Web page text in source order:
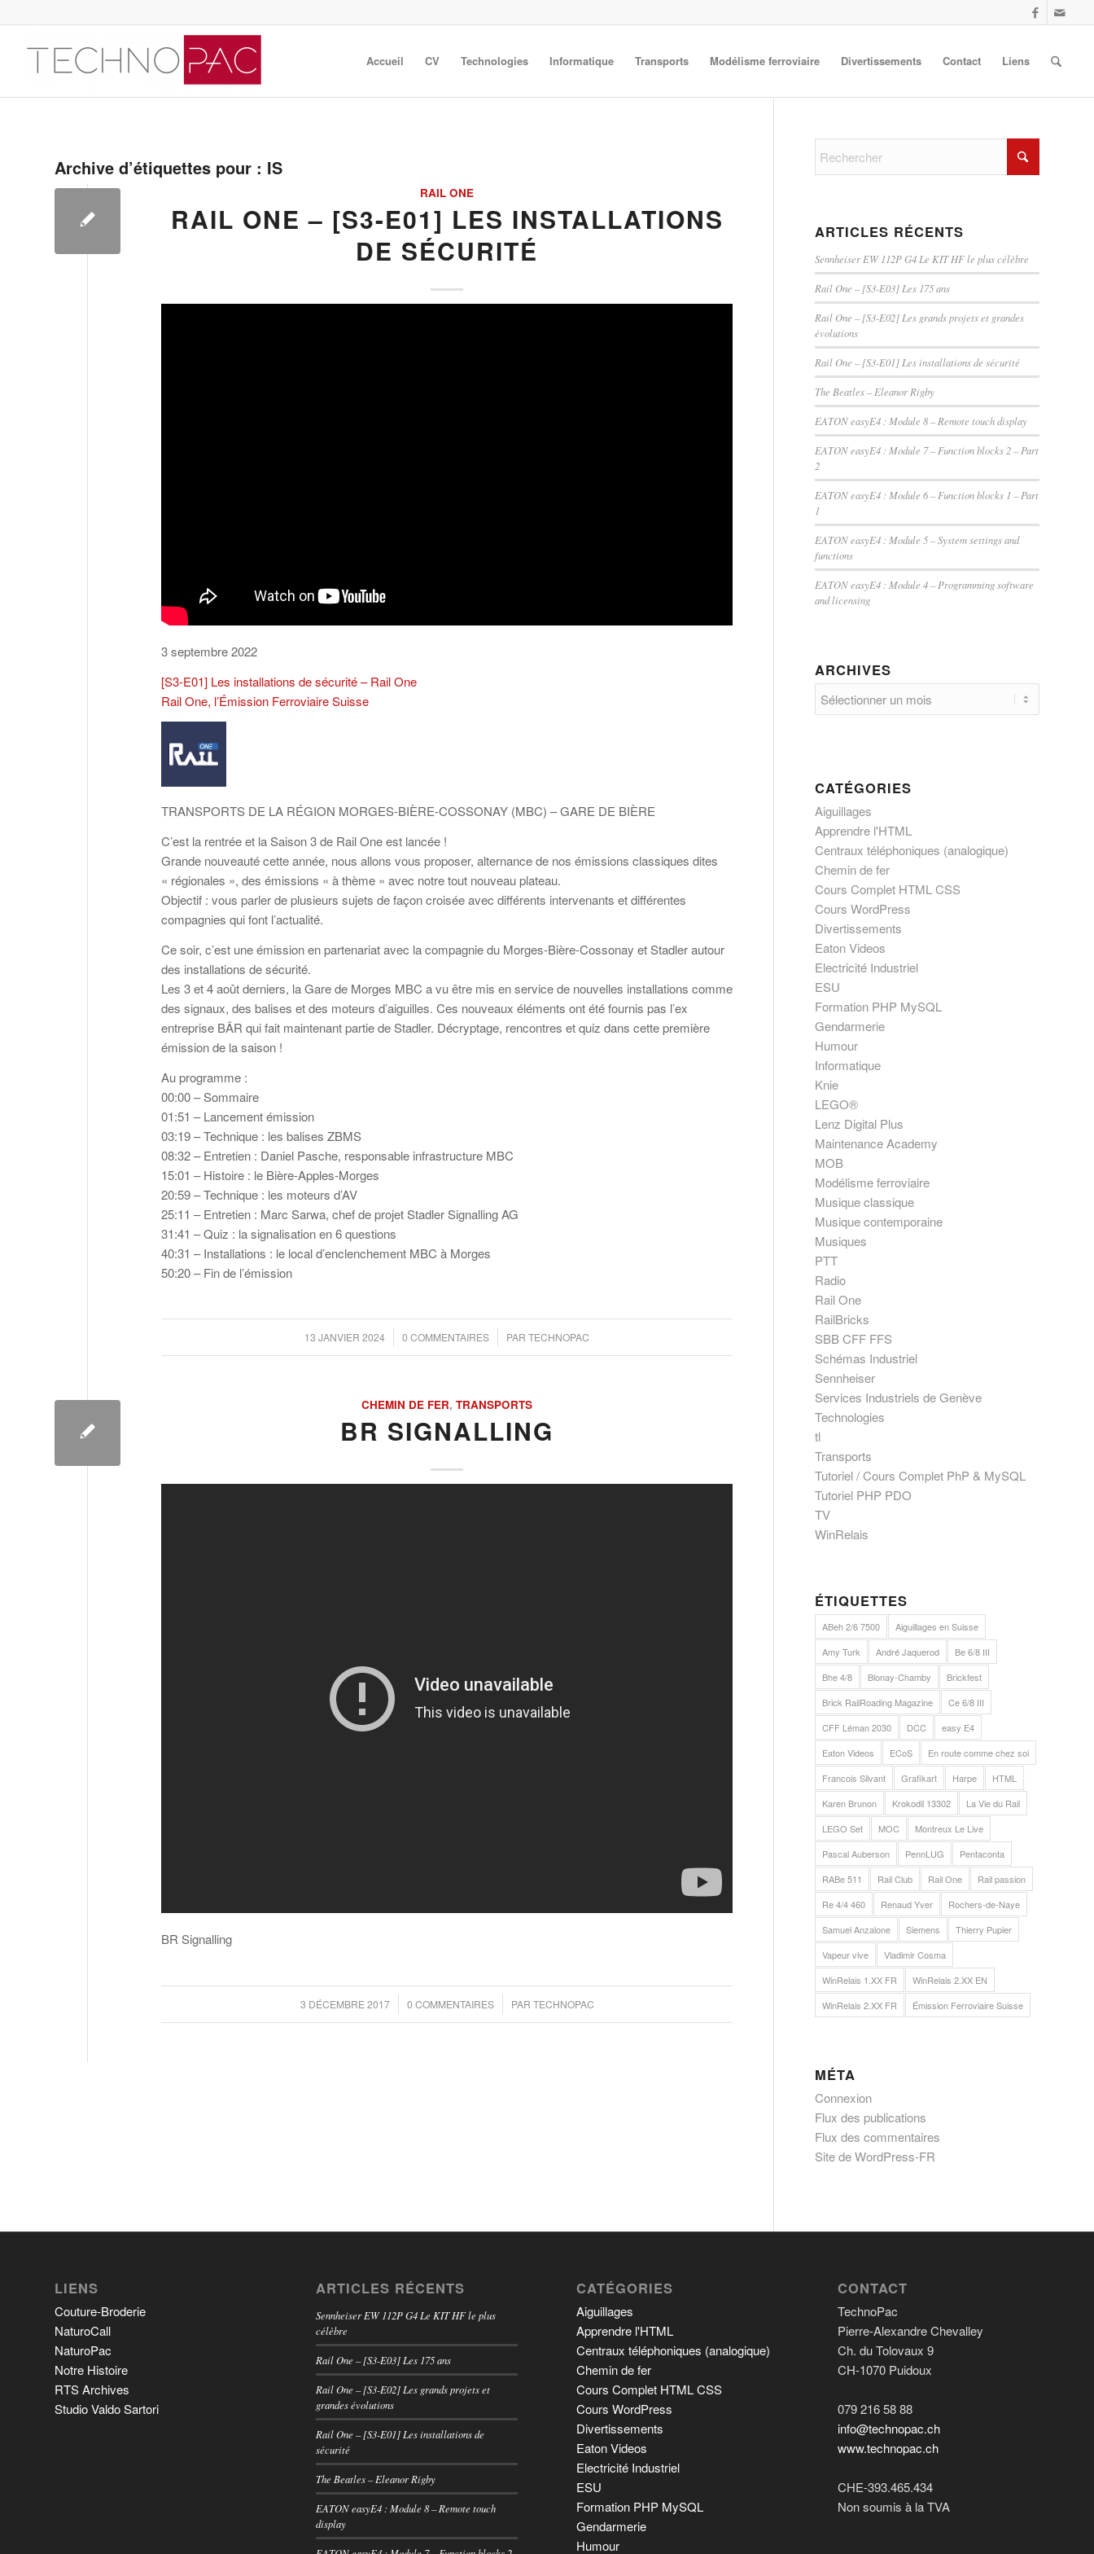
Accueil CV Technologies Informatique Transports Modélisme ferroviaire Divertissements Contact Liens
Archive d’étiquettes pour : IS
RAIL ONE
RAIL ONE – [S3-E01] LES INSTALLATIONS
DE SÉCURITÉ
3 septembre 2022
[S3-E01] Les installations de sécurité – Rail One
Rail One, l’Émission Ferroviaire Suisse
TRANSPORTS DE LA RÉGION MORGES-BIÈRE-COSSONAY (MBC) – GARE DE BIÈRE
C’est la rentrée et la Saison 3 de Rail One est lancée !
Grande nouveauté cette année, nous allons vous proposer, alternance de nos émissions classiques dites
« régionales », des émissions « à thème » avec notre tout nouveau plateau.
Objectif : vous parler de plusieurs sujets de façon croisée avec différents intervenants et différentes
compagnies qui font l’actualité.
Ce soir, c’est une émission en partenariat avec la compagnie du Morges-Bière-Cossonay et Stadler autour
des installations de sécurité.
Les 3 et 4 août derniers, la Gare de Morges MBC a vu être mis en service de nouvelles installations comme
des signaux, des balises et des moteurs d’aiguilles. Ces nouveaux éléments ont été fournis pas l’ex
entreprise BÄR qui fait maintenant partie de Stadler. Décryptage, rencontres et quiz dans cette première
émission de la saison !
Au programme :
00:00 – Sommaire
01:51 – Lancement émission
03:19 – Technique : les balises ZBMS
08:32 – Entretien : Daniel Pasche, responsable infrastructure MBC
15:01 – Histoire : le Bière-Apples-Morges
20:59 – Technique : les moteurs d’AV
25:11 – Entretien : Marc Sarwa, chef de projet Stadler Signalling AG
31:41 – Quiz : la signalisation en 6 questions
40:31 – Installations : le local d’enclenchement MBC à Morges
50:20 – Fin de l’émission
13 JANVIER 2024
/ 0 COMMENTAIRES
/ PARTECHNOPAC
CHEMIN DE FER,TRANSPORTS
BR SIGNALLING
BR Signalling
3 DÉCEMBRE 2017
/ 0 COMMENTAIRES
/ PAR TECHNOPAC
ARTICLES RÉCENTS
Sennheiser EW 112P G4 Le KIT HF le plus célèbre
Rail One – [S3-E03] Les 175 ans
Rail One – [S3-E02] Les grands projets et grandes
évolutions
Rail One – [S3-E01] Les installations de sécurité
The Beatles – Eleanor Rigby
EATON easyE4 : Module 8 – Remote touch display
EATON easyE4 : Module 7 – Function blocks 2 – Part
2
EATON easyE4 : Module 6 – Function blocks 1 – Part
1
EATON easyE4 : Module 5 – System settings and
functions
EATON easyE4 : Module 4 – Programming software
and licensing
ARCHIVES
CATÉGORIES
Aiguillages
Apprendre l'HTML
Centraux téléphoniques (analogique)
Chemin de fer
Cours Complet HTML CSS
Cours WordPress
Divertissements
Eaton Videos
Electricité Industriel
ESU
Formation PHP MySQL
Gendarmerie
Humour
Informatique
Knie
LEGO®
Lenz Digital Plus
Maintenance Academy
MOB
Modélisme ferroviaire
Musique classique
Musique contemporaine
Musiques
PTT
Radio
Rail One
RailBricks
SBB CFF FFS
Schémas Industriel
Sennheiser
Services Industriels de Genève
Technologies
tl
Transports
Tutoriel / Cours Complet PhP & MySQL
Tutoriel PHP PDO
TV
WinRelais
ÉTIQUETTES
ABeh 2/6 7500
Aiguillages en Suisse
Amy Turk
André Jaquerod
Be 6/8 III
Bhe 4/8
Blonay-Chamby
Brickfest
Brick RailRoading Magazine
Ce 6/8 III
CFF Léman 2030
DCC
easy E4
Eaton Videos
ECoS
En route comme chez soi
Francois Silvant
Grafikart Harpe
HTML
Karen Brunon
Krokodil 13302
La Vie du Rail
LEGO Set
MOC
Montreux Le Live
Pascal Auberson
PennLUG
Pentaconta
RABe 511
Rail Club Rail One
Rail passion
Re 4/4 460
Renaud Yver
Rochers-de-Naye
Samuel Anzalone
Siemens
Thierry Pupier
Vapeur vive
Vladimir Cosma
WinRelais 1.XX FR
WinRelais 2.XX EN
WinRelais 2.XX FR
Émission Ferroviaire Suisse
MÉTA
Connexion
Flux des publications
Flux des commentaires
Site de WordPress-FR
LIENS
Couture-Broderie
NaturoCall
NaturoPac
Notre Histoire
RTS Archives
Studio Valdo Sartori
ARTICLES RÉCENTS
Sennheiser EW 112P G4 Le KIT HF le plus
célèbre
Rail One – [S3-E03] Les 175 ans
Rail One – [S3-E02] Les grands projets et
grandes évolutions
Rail One – [S3-E01] Les installations de
sécurité
The Beatles – Eleanor Rigby
EATON easyE4 : Module 8 – Remote touch
display
CATÉGORIES
Aiguillages
Apprendre l'HTML
Centraux téléphoniques (analogique)
Chemin de fer
Cours Complet HTML CSS
Cours WordPress
Divertissements
Eaton Videos
Electricité Industriel
ESU
Formation PHP MySQL
Gendarmerie
Humour
CONTACT
TechnoPac
Pierre-Alexandre Chevalley
Ch. du Tolovaux 9
CH-1070 Puidoux
079 216 58 88
info@technopac.ch
www.technopac.ch
CHE-393.465.434
Non soumis à la TVA